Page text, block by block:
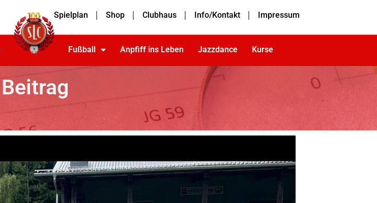
Spielplan Shop Clubhaus Info/Kontakt Impressum
Fußball Anpfiff ins Leben Jazzdance Kurse
Beitrag